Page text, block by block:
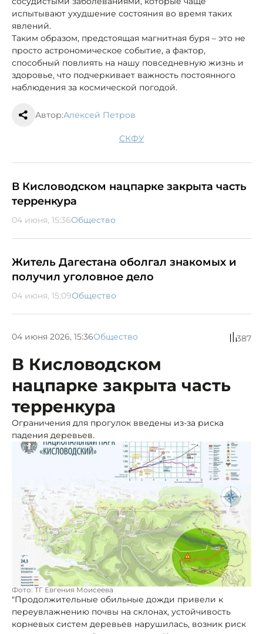
испытывают ухудшение состояния во время таких
явлений.
Таким образом, предстоящая магнитная буря – это не
просто астрономическое событие, а фактор,
способный повлиять на нашу повседневную жизнь и
здоровье, что подчеркивает важность постоянного
наблюдения за космической погодой.
Автор:Алексей Петров
СКФУ
В Кисловодском нацпарке закрыта часть
терренкура
04 июня, 15:36Общество
Житель Дагестана оболгал знакомых и
получил уголовное дело
04 июня, 15:09Общество
04 июня 2026, 15:36Общество 387
В Кисловодском
нацпарке закрыта часть
терренкура
Ограничения для прогулок введены из-за риска
падения деревьев.
Фото: ТГ Евгения Моисеева
"Продолжительные обильные дожди привели к
переувлажнению почвы на склонах, устойчивость
корневых систем деревьев нарушилась, возник риск